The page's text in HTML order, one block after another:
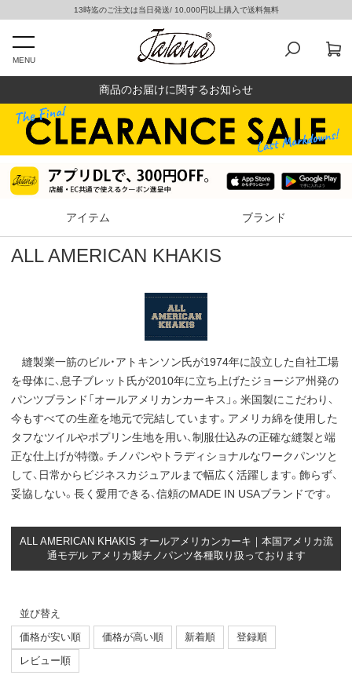
13時迄のご注文は当日発送/ 10,000円以上購入で送料無料
MENU
商品のお届けに関するお知らせ
アイテム ブランド
ALL AMERICAN KHAKIS
縫製業一筋のビル・アトキンソン氏が1974年に設立した自社工場
を母体に、息子ブレット氏が2010年に立ち上げたジョージア州発の
パンツブランド「オールアメリカンカーキス」。米国製にこだわり、
今もすべての生産を地元で完結しています。アメリカ綿を使用した
タフなツイルやポプリン生地を用い、制服仕込みの正確な縫製と端
正な仕上げが特徴。チノパンやトラディショナルなワークパンツと
して、日常からビジネスカジュアルまで幅広く活躍します。飾らず、
妥協しない。長く愛用できる、信頼のMADE IN USAブランドです。
ALL AMERICAN KHAKIS オールアメリカンカーキ｜本国アメリカ流
通モデル アメリカ製チノパンツ各種取り扱っております
並び替え
価格が安い順
価格が高い順 新着順
登録順
レビュー順